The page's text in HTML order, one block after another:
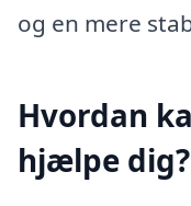
og en mere
Hvordan
hjælpe dig?